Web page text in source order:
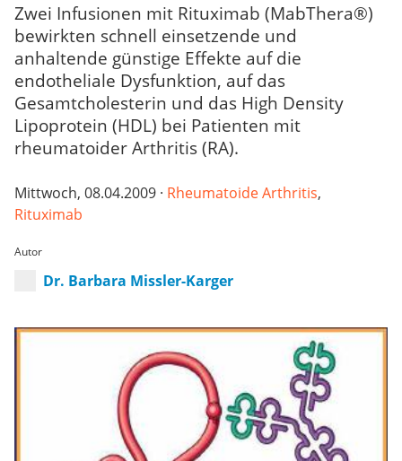
Zwei Infusionen mit Rituximab (MabThera®)
bewirkten schnell einsetzende und
anhaltende günstige Effekte auf die
endotheliale Dysfunktion, auf das
Gesamtcholesterin und das High Density
Lipoprotein (HDL) bei Patienten mit
rheumatoider Arthritis (RA).
Mittwoch, 08.04.2009 · Rheumatoide Arthritis,
Rituximab
Autor
Dr. Barbara Missler-Karger